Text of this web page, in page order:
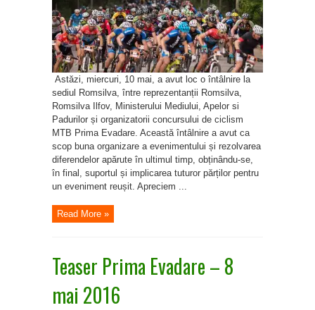
Astăzi, miercuri, 10 mai, a avut loc o întâlnire la
sediul Romsilva, între reprezentanții Romsilva,
Romsilva Ilfov, Ministerului Mediului, Apelor si
Padurilor și organizatorii concursului de ciclism
MTB Prima Evadare. Această întâlnire a avut ca
scop buna organizare a evenimentului și rezolvarea
diferendelor apărute în ultimul timp, obținându-se,
în final, suportul și implicarea tuturor părților pentru
un eveniment reușit. Apreciem ...
Read More »
Teaser Prima Evadare – 8
mai 2016